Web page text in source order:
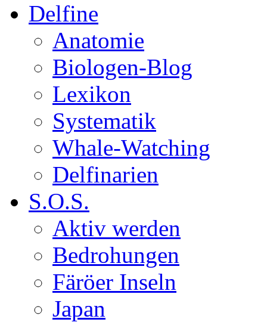
Delfine
Anatomie
Biologen-Blog
Lexikon
Systematik
Whale-Watching
Delfinarien
S.O.S.
Aktiv werden
Bedrohungen
Färöer Inseln
Japan